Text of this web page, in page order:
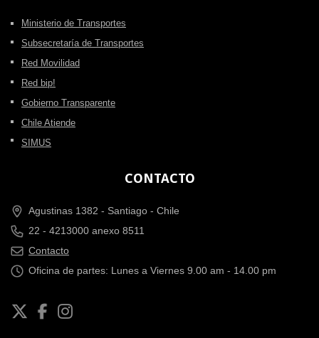
Ministerio de Transportes
Subsecretaría de Transportes
Red Movilidad
Red bip!
Gobierno Transparente
Chile Atiende
SIMUS
CONTACTO
Agustinas 1382 - Santiago - Chile
22 - 4213000 anexo 8511
Contacto
Oficina de partes: Lunes a Viernes 9.00 am - 14.00 pm